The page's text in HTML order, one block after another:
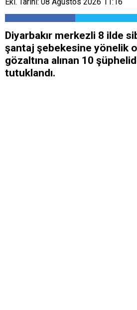
Diyarbakır merkezli 8 ilde
şantaj şebekesine yönelik
gözaltına alınan 10
tutuklandı.